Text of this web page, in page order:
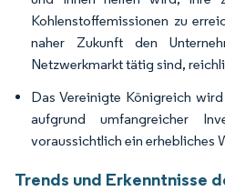
Kohlenstoffemissionen zu
naher Zukunft den
Netzwerkmarkt tätig sind,
Das Vereinigte Königreich
aufgrund umfangreicher
voraussichtlich ein erhebliches
Trends und Erkenntnisse